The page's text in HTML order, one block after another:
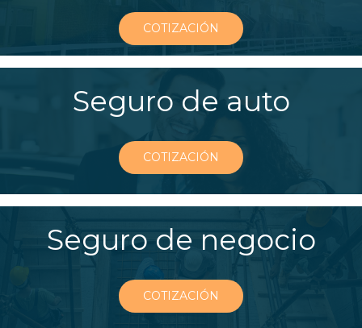
COTIZACIÓN
Seguro de auto
COTIZACIÓN
Seguro de negocio
COTIZACIÓN